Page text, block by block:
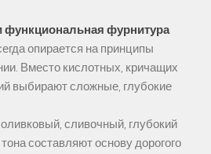
функциональная фурнитура
опирается на принципы
Вместо кислотных, кричащих
выбирают сложные, глубокие
сливочный, глубокий
составляют основу дорогого